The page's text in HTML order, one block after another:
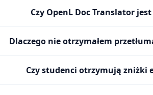
Czy OpenL Doc Translator
Dlaczego nie otrzymałem
Czy studenci otrzymują zniżki